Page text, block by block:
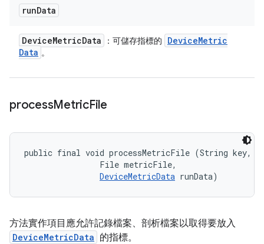
runData
DeviceMetricData ：可儲存指標的 DeviceMetric
Data 。
processMetricFile
public final void processMetricFile (String key,
                File metricFile,
DeviceMetricData runData)
方法實作項目應允許記錄檔案、剖析檔案以取得要放入
DeviceMetricData 的指標。